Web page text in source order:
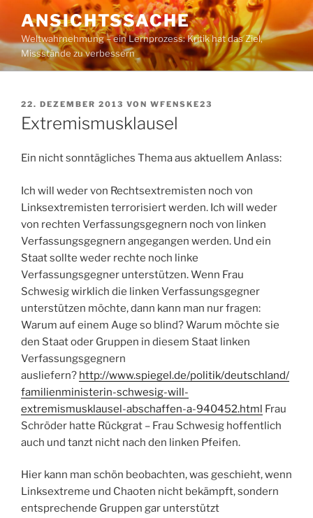
Inhalt
springen
ANSICHTSSACHE
Weltwahrnehmung – ein Lernprozess: Kritik hat das Ziel,
Missstände zu verbessern
VERÖFFENTLICHT
AM
22. DEZEMBER 2013 VON WFENSKE23
Extremismusklausel
Ein nicht sonntägliches Thema aus aktuellem Anlass:
Ich will weder von Rechtsextremisten noch von
Linksextremisten terrorisiert werden. Ich will weder
von rechten Verfassungsgegnern noch von linken
Verfassungsgegnern angegangen werden. Und ein
Staat sollte weder rechte noch linke
Verfassungsgegner unterstützen. Wenn Frau
Schwesig wirklich die linken Verfassungsgegner
unterstützen möchte, dann kann man nur fragen:
Warum auf einem Auge so blind? Warum möchte sie
den Staat oder Gruppen in diesem Staat linken
Verfassungsgegnern
ausliefern? http://www.spiegel.de/politik/deutschland/
familienministerin-schwesig-will-
extremismusklausel-abschaffen-a-940452.html Frau
Schröder hatte Rückgrat – Frau Schwesig hoffentlich
auch und tanzt nicht nach den linken Pfeifen.
Hier kann man schön beobachten, was geschieht, wenn
Linksextreme und Chaoten nicht bekämpft, sondern
entsprechende Gruppen gar unterstützt